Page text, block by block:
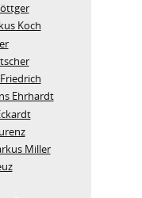
Koch
Ehrhardt
Miller